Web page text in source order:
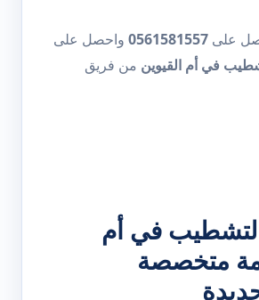
على 0561581557 واحصل على
في أم القيوين من فريق
في أم
متخصصة